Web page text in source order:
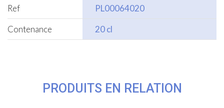
Ref
PL00064020
Contenance
20 cl
PRODUITS EN RELATION